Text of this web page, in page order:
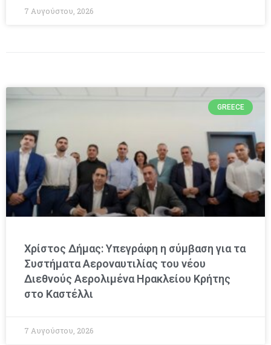
7 Αυγούστου, 2026
GREECE
Χρίστος Δήμας: Υπεγράφη η σύμβαση για τα
Συστήματα Αεροναυτιλίας του νέου
Διεθνούς Αερολιμένα Ηρακλείου Κρήτης
στο Καστέλλι
7 Αυγούστου, 2026